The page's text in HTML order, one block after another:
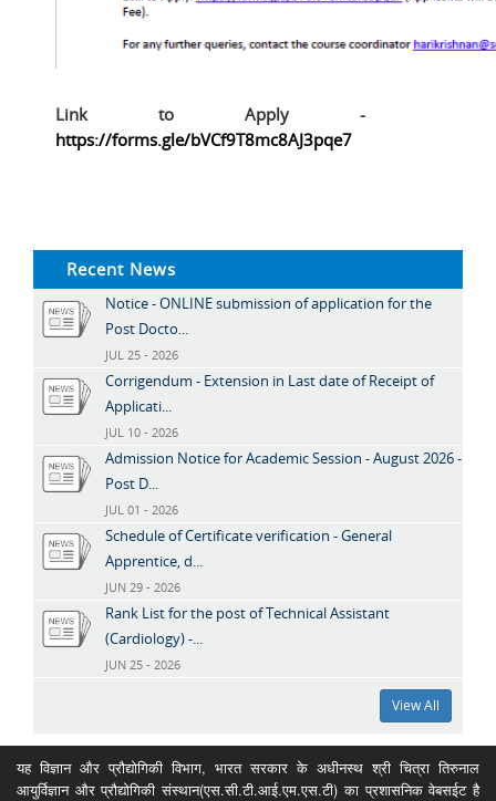
Link to Apply -
https://forms.gle/bVCf9T8mc8AJ3pqe7
Recent News
Notice - ONLINE submission of application for the
Post Docto...
JUL 25 - 2026
Corrigendum - Extension in Last date of Receipt of
Applicati...
JUL 10 - 2026
Admission Notice for Academic Session - August 2026 -
Post D...
JUL 01 - 2026
Schedule of Certificate verification - General
Apprentice, d...
JUN 29 - 2026
Rank List for the post of Technical Assistant
(Cardiology) -...
JUN 25 - 2026
View All
यह विज्ञान और प्रौद्योगिकी विभाग, भारत सरकार के अधीनस्थ श्री चित्रा तिरुनाल
आयुर्विज्ञान और प्रौद्योगिकी संस्थान(एस.सी.टी.आई.एम.एस.टी) का प्रशासनिक वेबसईट है